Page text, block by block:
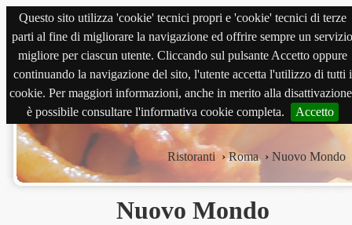
Questo sito utilizza 'cookie' tecnici propri e 'cookie' tecnici di terze
parti al fine di migliorare la navigazione ed offrire sempre un servizio
migliore per ciascun utente. Cliccando sul pulsante Accetto oppure
continuando la navigazione del sito, l'utente accetta l'utilizzo di tutti i
cookie. Per maggiori informazioni, anche in merito alla
è possibile consultare l'informativa cookie completa.
Accetto
magnabene.com
Ristoranti ›Roma › Nuovo Mondo
Nuovo Mondo